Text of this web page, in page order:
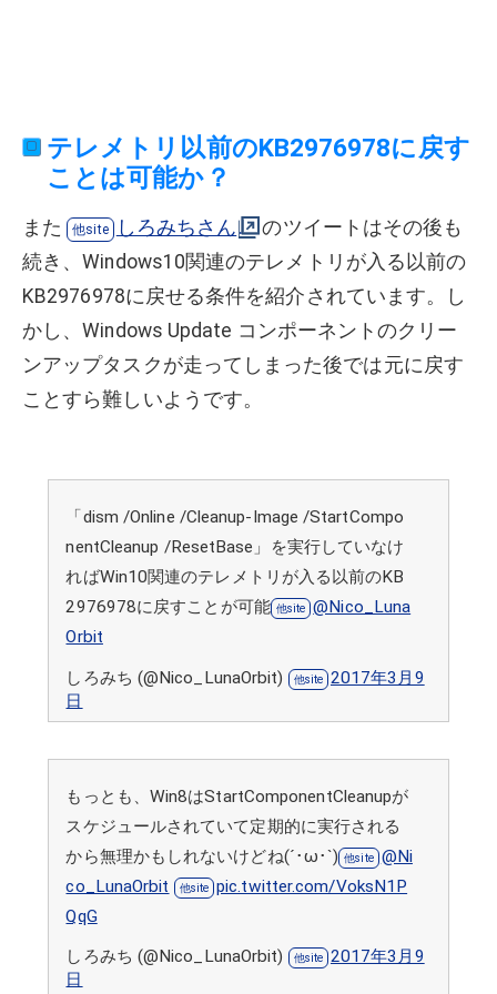
テレメトリ以前のKB2976978に戻す
ことは可能か？
また しろみちさん
のツイートはその後も
続き、Windows10関連のテレメトリが入る以前の
KB2976978に戻せる条件を紹介されています。し
かし、Windows Update コンポーネントのクリー
ンアップタスクが走ってしまった後では元に戻す
ことすら難しいようです。
「dism /Online /Cleanup-Image /StartCompo
nentCleanup /ResetBase」を実行していなけ
ればWin10関連のテレメトリが入る以前のKB
2976978に戻すことが可能
@Nico_Luna
Orbit
しろみち (@Nico_LunaOrbit)
2017年3月9
日
もっとも、Win8はStartComponentCleanupが
スケジュールされていて定期的に実行される
から無理かもしれないけどね(´･ω･`)
@Ni
co_LunaOrbit
pic.twitter.com/VoksN1P
QqG
しろみち (@Nico_LunaOrbit)
2017年3月9
日